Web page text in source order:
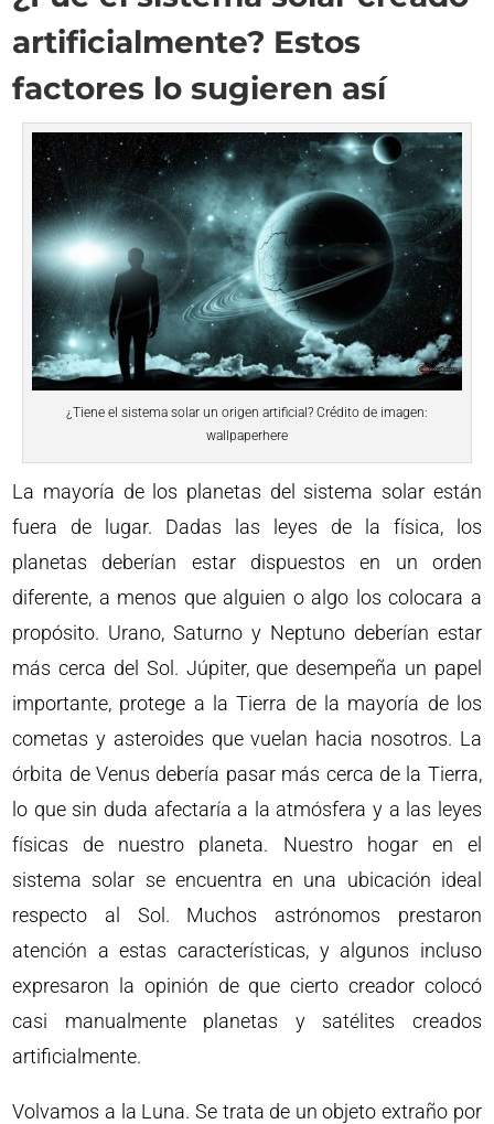
artificialmente? Estos
factores lo sugieren así
¿Tiene el sistema solar un origen artificial? Crédito de imagen:
wallpaperhere
La mayoría de los planetas del sistema solar están
fuera de lugar. Dadas las leyes de la física, los
planetas deberían estar dispuestos en un orden
diferente, a menos que alguien o algo los colocara a
propósito. Urano, Saturno y Neptuno deberían estar
más cerca del Sol. Júpiter, que desempeña un papel
importante, protege a la Tierra de la mayoría de los
cometas y asteroides que vuelan hacia nosotros. La
órbita de Venus debería pasar más cerca de la Tierra,
lo que sin duda afectaría a la atmósfera y a las leyes
físicas de nuestro planeta. Nuestro hogar en el
sistema solar se encuentra en una ubicación ideal
respecto al Sol. Muchos astrónomos prestaron
atención a estas características, y algunos incluso
expresaron la opinión de que cierto creador colocó
casi manualmente planetas y satélites creados
artificialmente.
Volvamos a la Luna. Se trata de un objeto extraño por